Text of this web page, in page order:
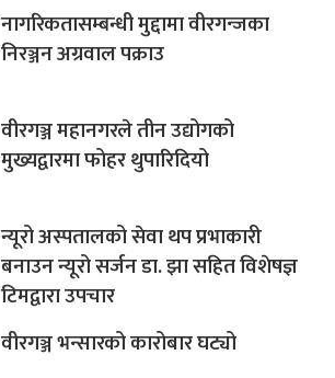
नागरिकतासम्बन्धी मुद्दामा वीरगन्जका
निरञ्जन अग्रवाल पक्राउ
वीरगञ्ज महानगरले तीन उद्योगको
मुख्यद्वारमा फोहर थुपारिदियो
न्यूरो अस्पतालको सेवा थप प्रभाकारी
बनाउन न्यूरो सर्जन डा. झा सहित विशेषज्ञ
टिमद्वारा उपचार
वीरगञ्ज भन्सारको कारोबार घट्यो